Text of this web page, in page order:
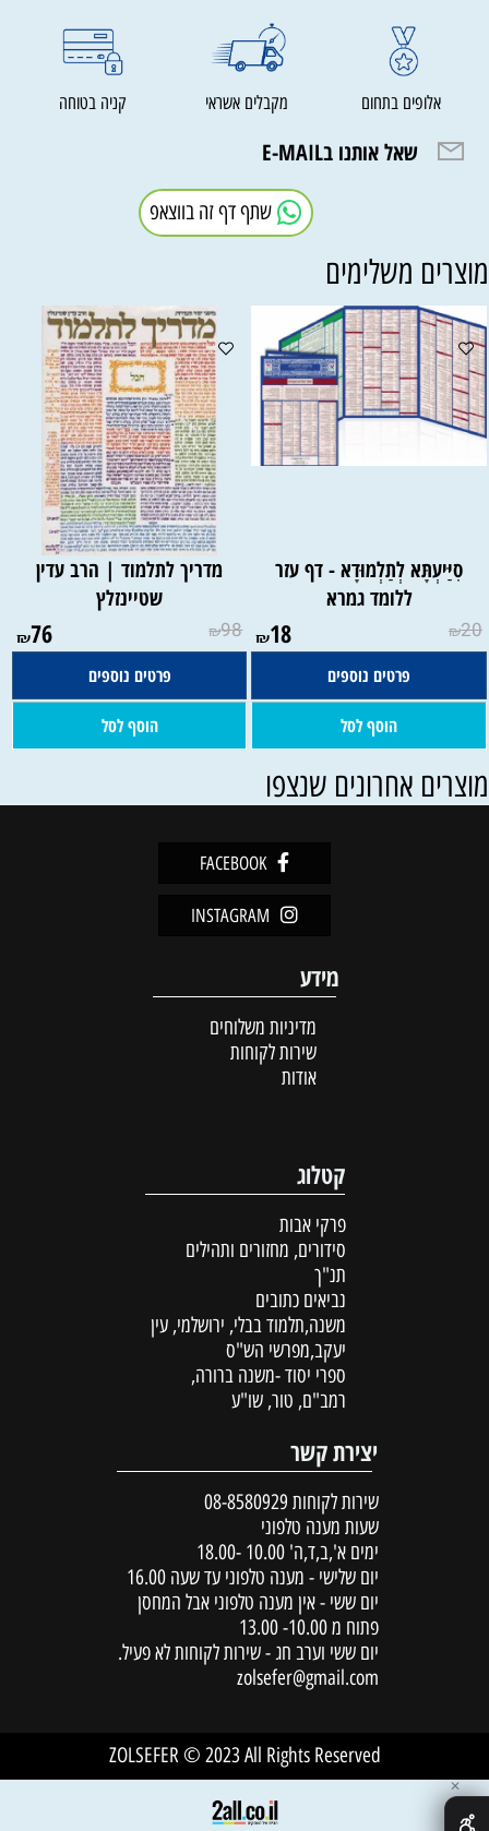
אלופים בתחום מקבלים אשראי קניה בטוחה
שאל אותנו בE-MAIL
שתף דף זה בווצאפ
משלימים
סִיַּיעְתָּא לְתַלְמוּדָא - דף עזר
ללומד גמרא
₪20
₪18
פרטים נוספים
הוסף לסל
מדריך לתלמוד | הרב עדין
שטיינזלץ
₪98
₪76
פרטים נוספים
הוסף לסל
אחרונים שנצפו
FACEBOOK
INSTAGRAM
מידע
מדיניות משלוחים
שירות לקוחות
אודות
קטלוג
פרקי אבות
סידורים, מחזורים ותהילים
תנ"ך
נביאים כתובים
משנה,תלמוד בבלי, ירושלמי, עין
יעקב,מפרשי הש"ס
ספרי יסוד -משנה ברורה,
רמב"ם, טור, שו"ע
יצירת קשר
שירות לקוחות 08-8580929
שעות מענה טלפוני
ימים א',ב,ד,ה' 10.00 -18.00
יום שלישי - מענה טלפוני עד שעה 16.00
יום ששי - אין מענה טלפוני אבל המחסן
פתוח מ 10.00- 13.00
יום ששי וערב חג - שירות לקוחות לא פעיל.
zolsefer@gmail.com
ZOLSEFER © 2023 All Rights Reserved
✕